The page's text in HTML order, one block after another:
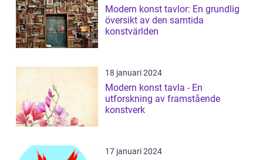
Modern konst tavlor: En grundlig
översikt av den samtida
konstvärlden
18 januari 2024
Modern konst tavla - En
utforskning av framstående
konstverk
17 januari 2024